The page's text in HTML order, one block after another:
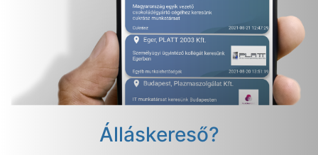
Álláskereső?